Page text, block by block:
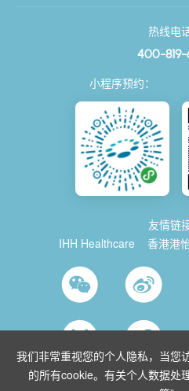
我们非常重视您的个人隐私，当您
的所有cookie。有关个人数据处
热线电
400-
小程序预约：
友情链
IHH Healthcare
香港港